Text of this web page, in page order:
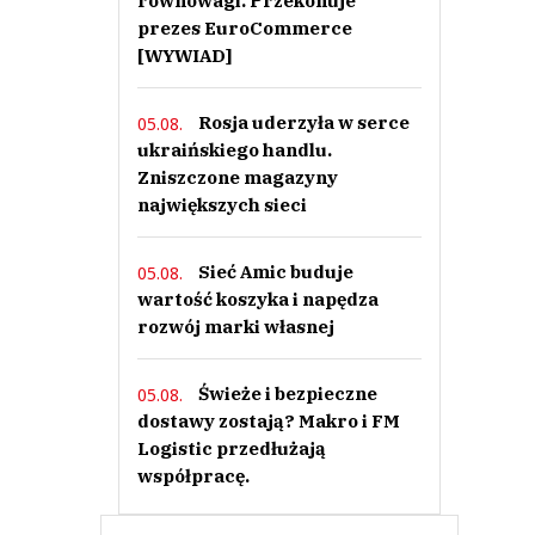
prezes EuroCommerce
[WYWIAD]
05.08.
Rosja uderzyła w serce
ukraińskiego handlu.
Zniszczone magazyny
największych sieci
05.08.
Sieć Amic buduje
wartość koszyka i napędza
rozwój marki własnej
05.08.
Świeże i bezpieczne
dostawy zostają? Makro i FM
Logistic przedłużają
współpracę.